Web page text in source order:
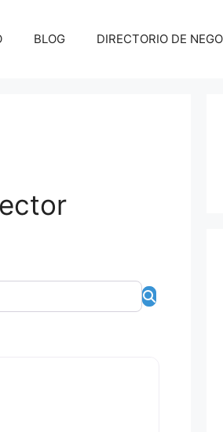
BLOG DIRECTORIO DE
Búsqueda